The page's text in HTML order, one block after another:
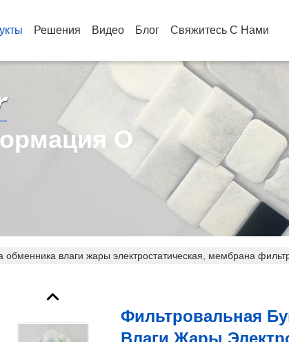
Решения Видео Блог Свяжитесь С Нами
О
обменника влаги жары электростатическая, мембрана
Фильтровальная
Влаги Жары